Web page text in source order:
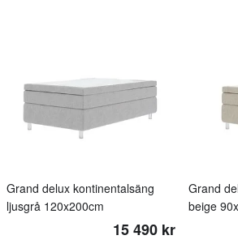
Grand delux kontinentalsäng
ljusgrå 120x200cm
15 490 kr
Grand
beige